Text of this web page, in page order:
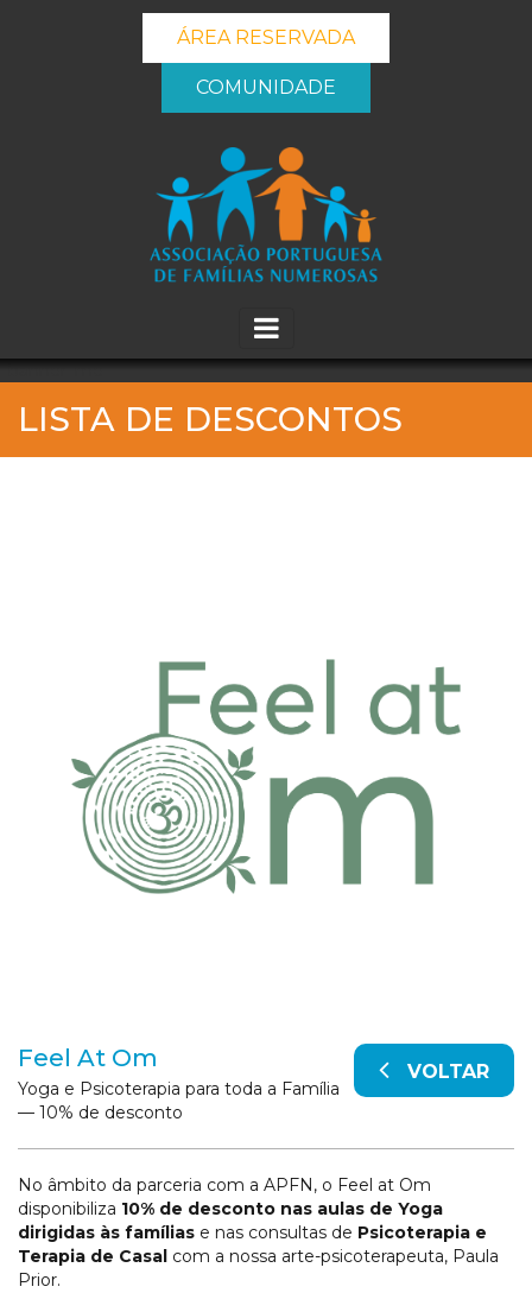
ÁREA RESERVADA
COMUNIDADE
_banner_me_
LISTA DE DESCONTOS
Feel At Om VOLTAR
Yoga e Psicoterapia para toda a Família
— 10% de desconto
No âmbito da parceria com a APFN, o Feel at Om
disponibiliza 10% de desconto nas aulas de Yoga
dirigidas às famílias e nas consultas de Psicoterapia e
Terapia de Casal com a nossa arte-psicoterapeuta, Paula
Prior.